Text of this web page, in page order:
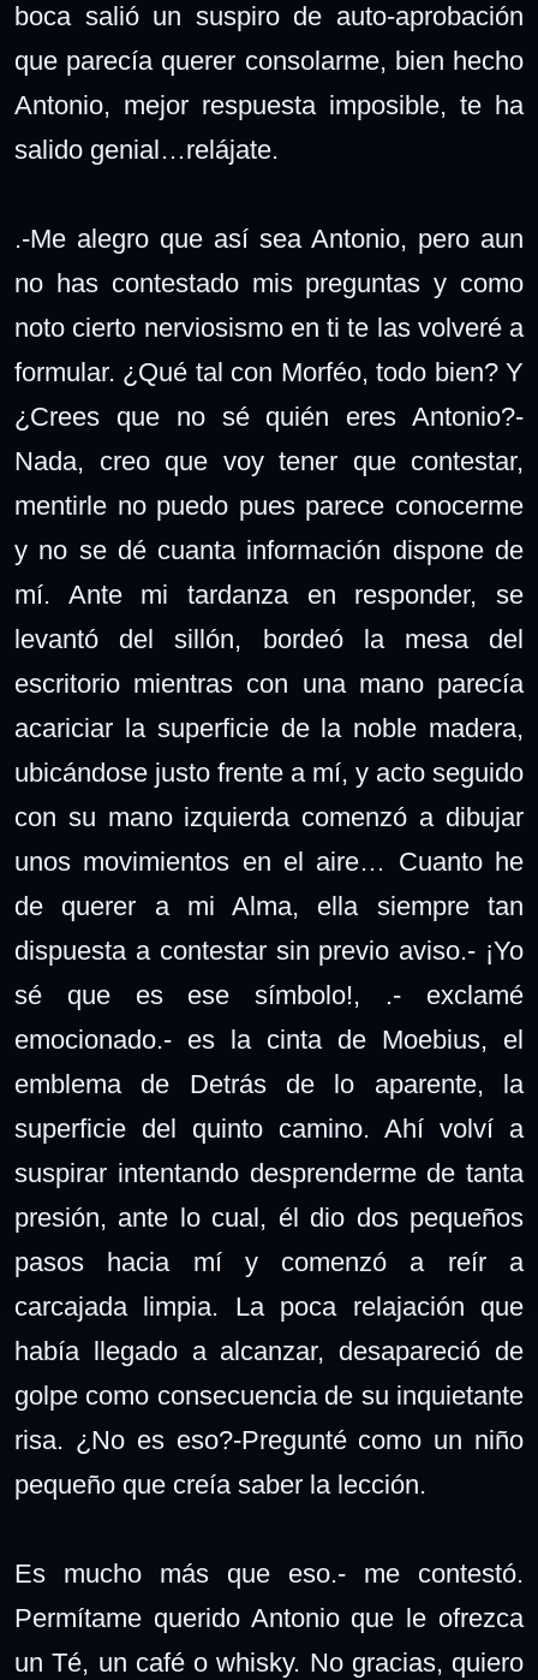
boca salió un suspiro de auto-aprobación
que parecía querer consolarme, bien hecho
Antonio, mejor respuesta imposible, te ha
salido genial…relájate.
.-Me alegro que así sea Antonio, pero aun
no has contestado mis preguntas y como
noto cierto nerviosismo en ti te las volveré a
formular. ¿Qué tal con Morféo, todo bien? Y
¿Crees que no sé quién eres Antonio?-
Nada, creo que voy tener que contestar,
mentirle no puedo pues parece conocerme
y no se dé cuanta información dispone de
mí. Ante mi tardanza en responder, se
levantó del sillón, bordeó la mesa del
escritorio mientras con una mano parecía
acariciar la superficie de la noble madera,
ubicándose justo frente a mí, y acto seguido
con su mano izquierda comenzó a dibujar
unos movimientos en el aire… Cuanto he
de querer a mi Alma, ella siempre tan
dispuesta a contestar sin previo aviso.- ¡Yo
sé que es ese símbolo!, .- exclamé
emocionado.- es la cinta de Moebius, el
emblema de Detrás de lo aparente, la
superficie del quinto camino. Ahí volví a
suspirar intentando desprenderme de tanta
presión, ante lo cual, él dio dos pequeños
pasos hacia mí y comenzó a reír a
carcajada limpia. La poca relajación que
había llegado a alcanzar, desapareció de
golpe como consecuencia de su inquietante
risa. ¿No es eso?-Pregunté como un niño
pequeño que creía saber la lección.
Es mucho más que eso.- me contestó.
Permítame querido Antonio que le ofrezca
un Té, un café o whisky. No gracias, quiero